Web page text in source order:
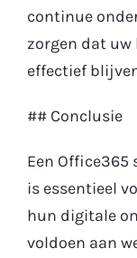
continue
zorgen dat
effectief
## Conclusie
Een
is essentieel
hun digitale
voldoen aan